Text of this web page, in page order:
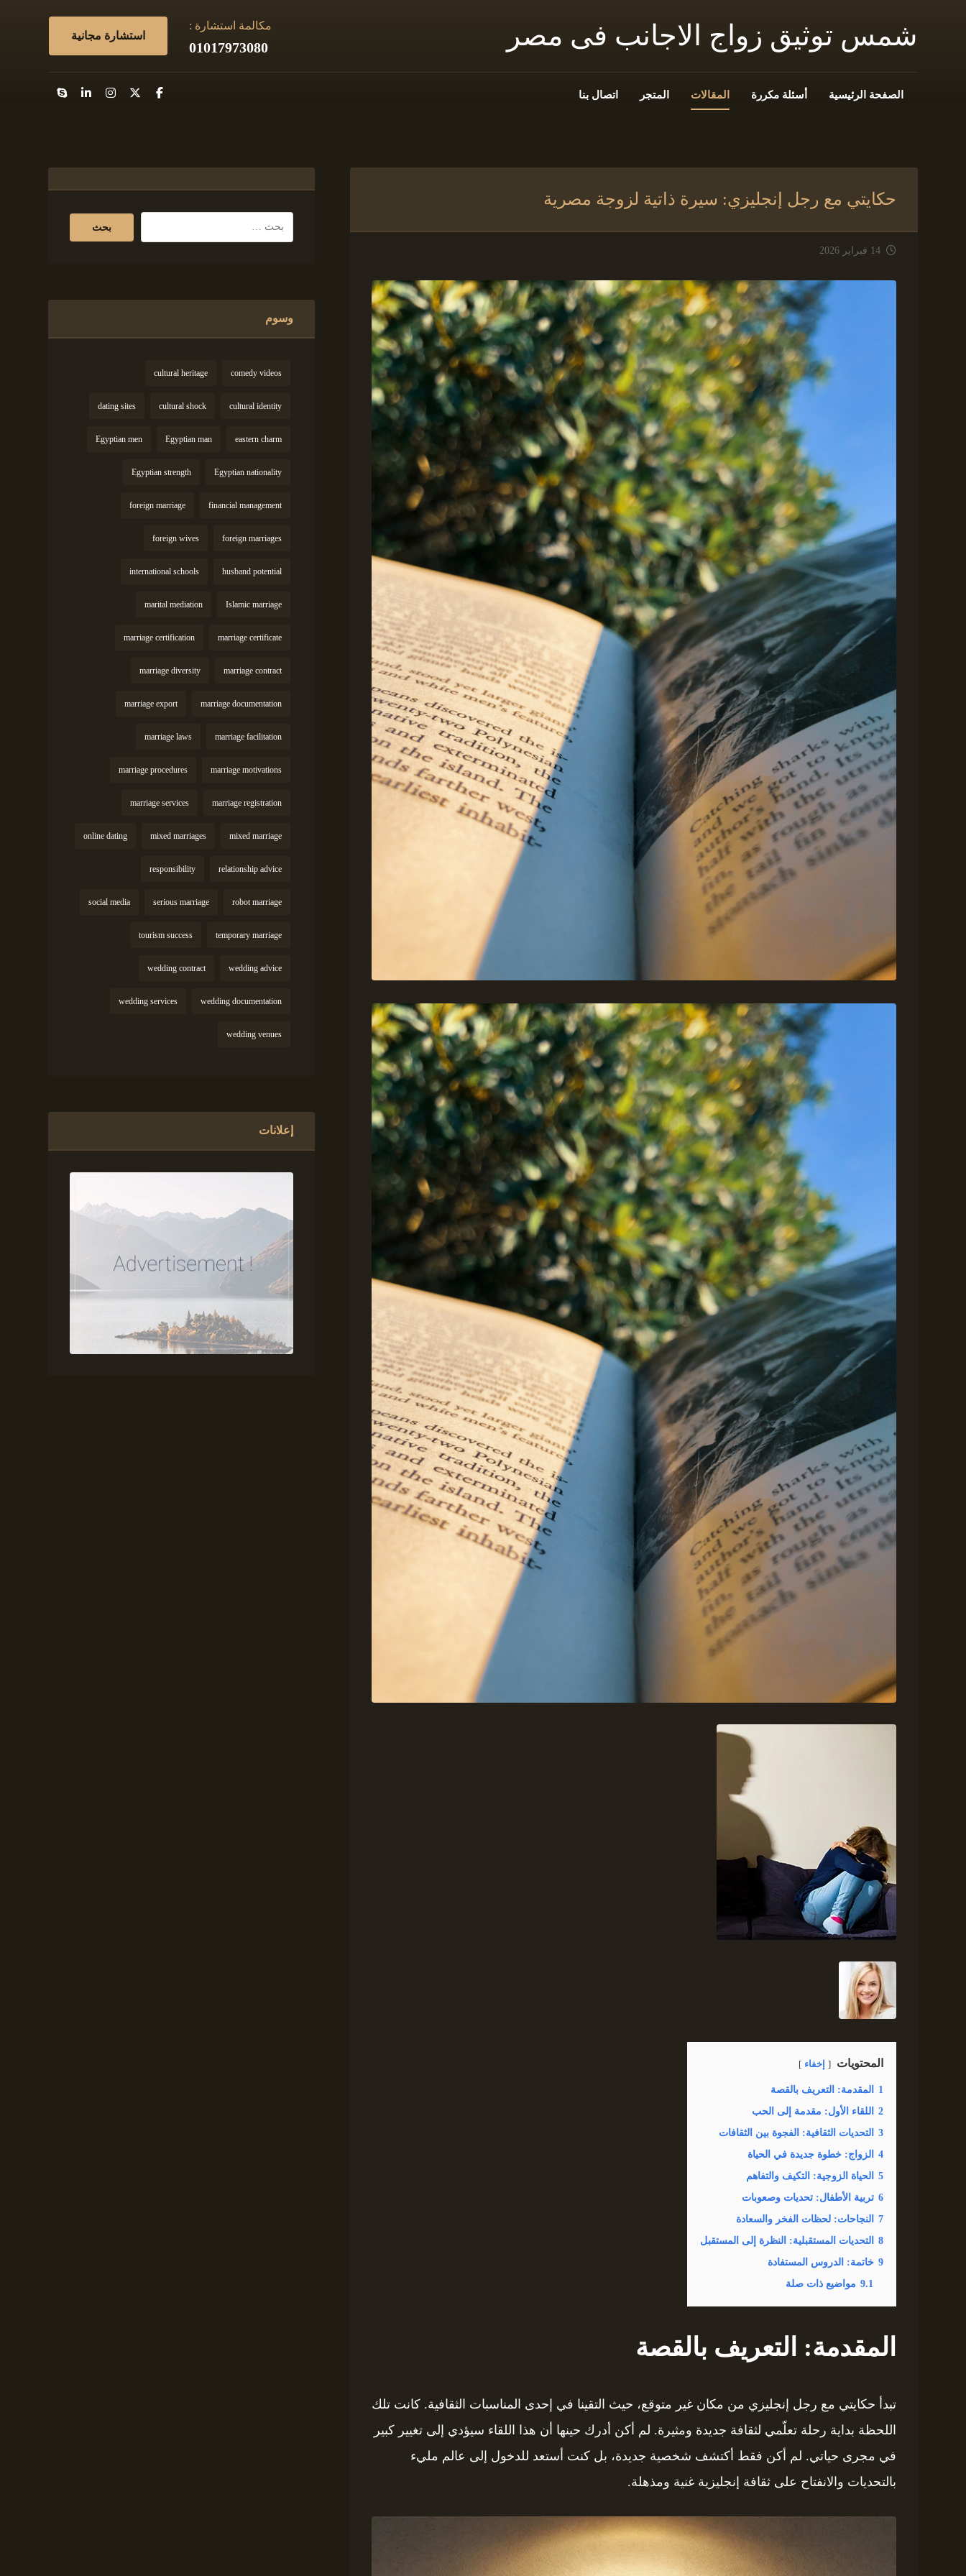
شمس توثيق زواج الاجانب فى مصر استشارة مجانية
مكالمة استشارة :
01017973080
الصفحة الرئيسية أسئلة مكررة المقالات المتجر اتصال بنا
حكايتي مع رجل إنجليزي: سيرة ذاتية لزوجة مصرية
14 فبراير 2026
المحتويات إخفاء
1
المقدمة: التعريف بالقصة
2
اللقاء الأول: مقدمة إلى الحب
3
التحديات الثقافية: الفجوة بين الثقافات
4
الزواج: خطوة جديدة في الحياة
5
الحياة الزوجية: التكيف والتفاهم
6 تربية الأطفال: تحديات وصعوبات
7
النجاحات: لحظات الفخر والسعادة
8
التحديات المستقبلية: النظرة إلى المستقبل
9 خاتمة: الدروس المستفادة
9.1 مواضيع ذات صلة
المقدمة: التعريف بالقصة
تبدأ حكايتي مع رجل إنجليزي من مكان غير متوقع، حيث التقينا في إحدى المناسبات الثقافية. كانت تلك
اللحظة بداية رحلة تعلّمي لثقافة جديدة ومثيرة. لم أكن أدرك حينها أن هذا اللقاء سيؤدي إلى تغيير كبير
في مجرى حياتي. لم أكن فقط أكتشف شخصية جديدة، بل كنت أستعد للدخول إلى عالم مليء
بالتحديات والانفتاح على ثقافة إنجليزية غنية ومذهلة.
وسوم
comedy videos
cultural heritage
cultural identity
cultural shock
dating sites
eastern charm
Egyptian man
Egyptian men
Egyptian nationality
Egyptian strength
financial management
foreign marriage
foreign marriages
foreign wives
husband potential
international schools
Islamic marriage
marital mediation
marriage certificate
marriage certification
marriage contract
marriage diversity
marriage documentation
marriage export
marriage facilitation
marriage laws
marriage motivations
marriage procedures
marriage registration
marriage services
mixed marriage
mixed marriages
online dating
relationship advice
responsibility
robot marriage
serious marriage
social media
temporary marriage
tourism success
wedding advice
wedding contract
wedding documentation
wedding services
wedding venues
إعلانات